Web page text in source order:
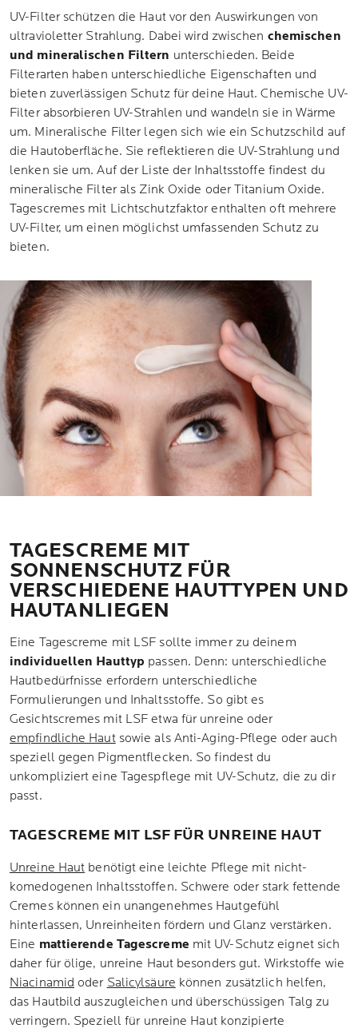
UV-Filter schützen die Haut vor den Auswirkungen von
ultravioletter Strahlung. Dabei wird zwischen chemischen
und mineralischen Filtern unterschieden. Beide
Filterarten haben unterschiedliche Eigenschaften und
bieten zuverlässigen Schutz für deine Haut. Chemische UV-
Filter absorbieren UV-Strahlen und wandeln sie in Wärme
um. Mineralische Filter legen sich wie ein Schutzschild auf
die Hautoberfläche. Sie reflektieren die UV-Strahlung und
lenken sie um. Auf der Liste der Inhaltsstoffe findest du
mineralische Filter als Zink Oxide oder Titanium Oxide.
Tagescremes mit Lichtschutzfaktor enthalten oft mehrere
UV-Filter, um einen möglichst umfassenden Schutz zu
bieten.
TAGESCREME MIT
SONNENSCHUTZ FÜR
VERSCHIEDENE HAUTTYPEN UND
HAUTANLIEGEN
Eine Tagescreme mit LSF sollte immer zu deinem
individuellen Hauttyp passen. Denn: unterschiedliche
Hautbedürfnisse erfordern unterschiedliche
Formulierungen und Inhaltsstoffe. So gibt es
Gesichtscremes mit LSF etwa für unreine oder
empfindliche Hautsowie als Anti-Aging-Pflege oder auch
speziell gegen Pigmentflecken. So findest du
unkompliziert eine Tagespflege mit UV-Schutz, die zu dir
passt.
TAGESCREME MIT LSF FÜR UNREINE HAUT
Unreine Haut benötigt eine leichte Pflege mit nicht-
komedogenen Inhaltsstoffen. Schwere oder stark fettende
Cremes können ein unangenehmes Hautgefühl
hinterlassen, Unreinheiten fördern und Glanz verstärken.
Eine mattierende Tagescreme mit UV-Schutz eignet sich
daher für ölige, unreine Haut besonders gut. Wirkstoffe wie
Niacinamid oder Salicylsäure können zusätzlich helfen,
das Hautbild auszugleichen und überschüssigen Talg zu
verringern. Speziell für unreine Haut konzipierte